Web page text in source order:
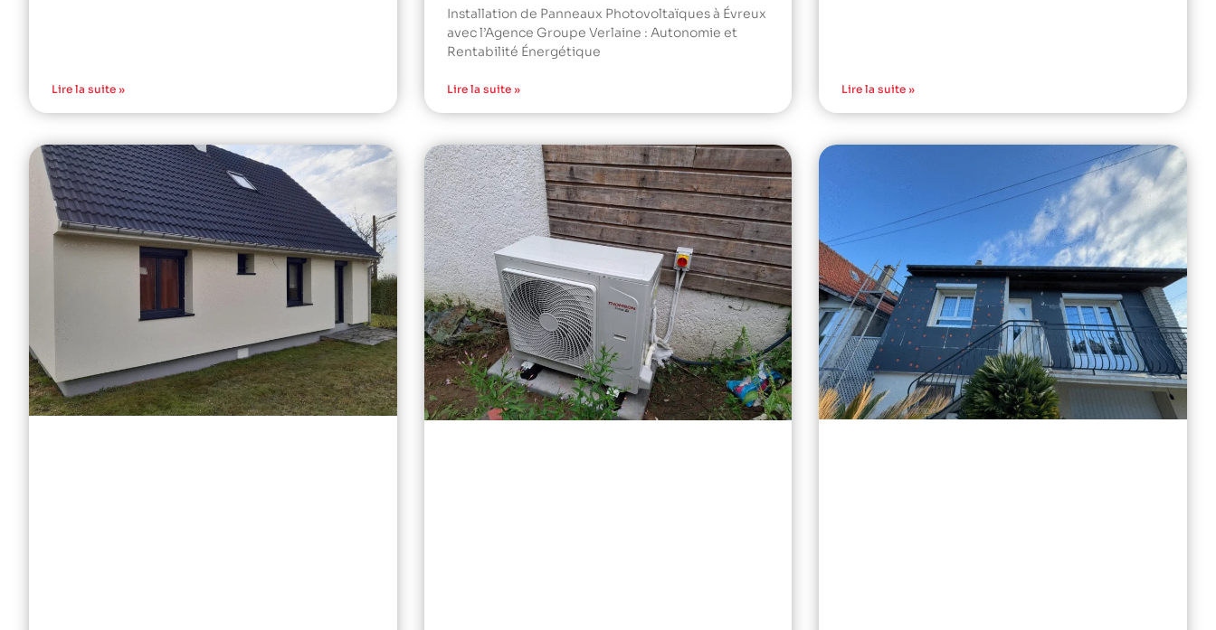
Lire la suite »
Installation de Panneaux Photovoltaïques à Évreux
avec l’Agence Groupe Verlaine : Autonomie et
Rentabilité Énergétique
Lire la suite » Lire la suite »